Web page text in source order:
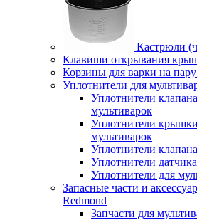
Кастрюли
Клавиши открывания
Корзины для варки на
Уплотнители для
Уплотнители
мультиварок
Уплотнители
мультиварок
Уплотнители
Уплотнители
Уплотнители для
Запасные части и
Redmond
Запчасти для